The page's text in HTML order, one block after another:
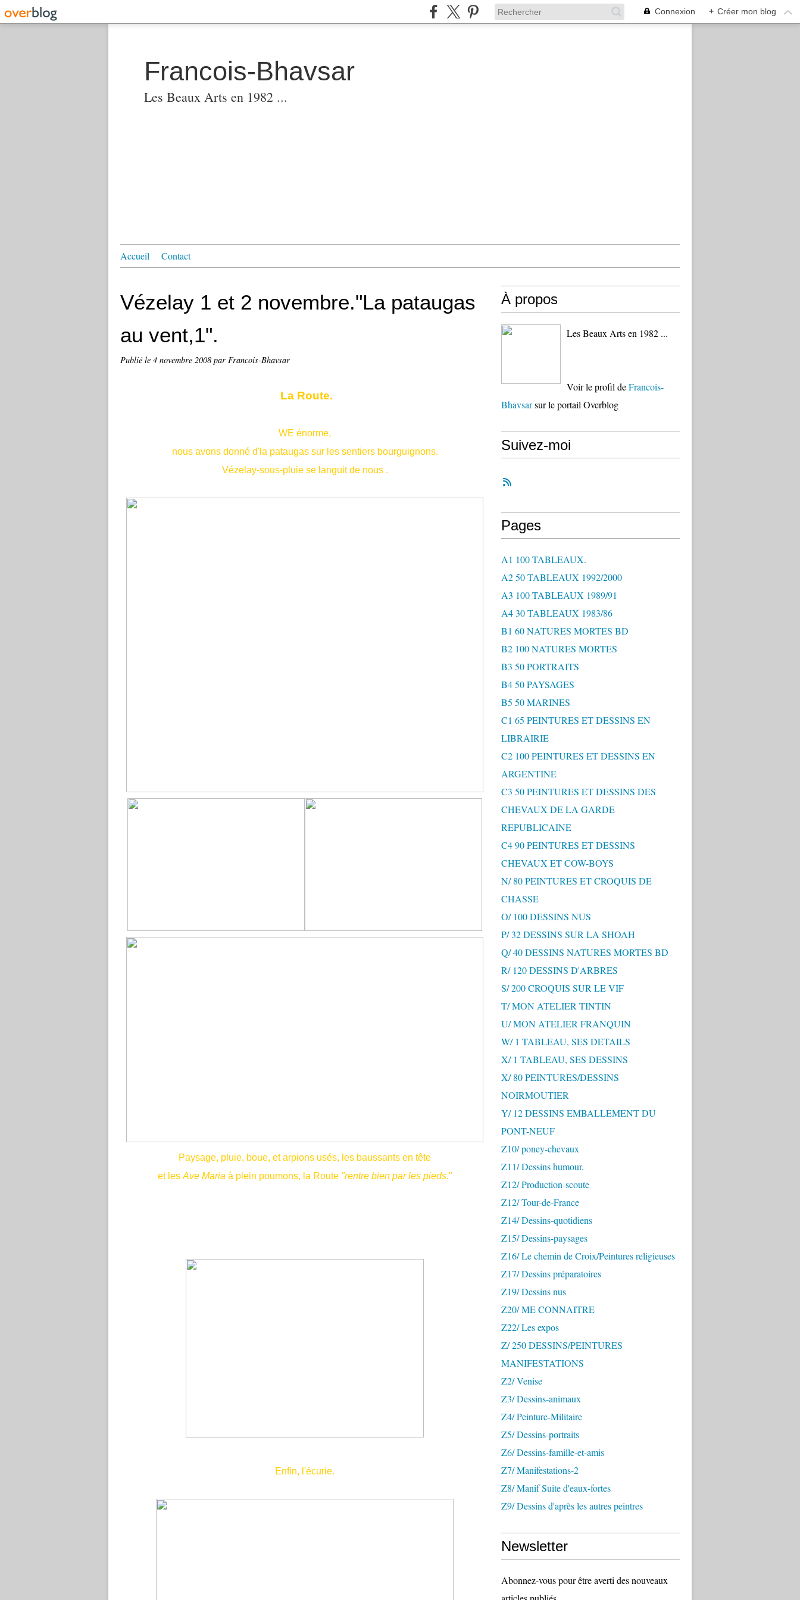
Connexion + Créer mon blog
Francois-Bhavsar
Les Beaux Arts en 1982 ...
Accueil Contact
Vézelay 1 et 2 novembre."La pataugas
au vent,1".
Publié le 4 novembre 2008 par Francois-Bhavsar
La Route.
WE énorme,
nous avons donné d'la pataugas sur les sentiers bourguignons.
Vézelay-sous-pluie se languit de nous .
Paysage, pluie, boue, et arpions usés, les baussants en tête
et les Ave Maria à plein poumons, la Route "rentre bien par les pieds."
Enfin, l'écurie.
À propos
Les Beaux Arts en 1982 ...
Voir le profil deFrancois-
Bhavsarsur le portail Overblog
Suivez-moi
Pages
A1 100 TABLEAUX.
A2 50 TABLEAUX 1992/2000
A3 100 TABLEAUX 1989/91
A4 30 TABLEAUX 1983/86
B1 60 NATURES MORTES BD
B2 100 NATURES MORTES
B3 50 PORTRAITS
B4 50 PAYSAGES
B5 50 MARINES
C1 65 PEINTURES ET DESSINS EN
LIBRAIRIE
C2 100 PEINTURES ET DESSINS EN
ARGENTINE
C3 50 PEINTURES ET DESSINS DES
CHEVAUX DE LA GARDE
REPUBLICAINE
C4 90 PEINTURES ET DESSINS
CHEVAUX ET COW-BOYS
N/ 80 PEINTURES ET CROQUIS DE
CHASSE
O/ 100 DESSINS NUS
P/ 32 DESSINS SUR LA SHOAH
Q/ 40 DESSINS NATURES MORTES BD
R/ 120 DESSINS D'ARBRES
S/ 200 CROQUIS SUR LE VIF
T/ MON ATELIER TINTIN
U/ MON ATELIER FRANQUIN
W/ 1 TABLEAU, SES DETAILS
X/ 1 TABLEAU, SES DESSINS
X/ 80 PEINTURES/DESSINS
NOIRMOUTIER
Y/ 12 DESSINS EMBALLEMENT DU
PONT-NEUF
Z10/ poney-chevaux
Z11/ Dessins humour.
Z12/ Production-scoute
Z12/ Tour-de-France
Z14/ Dessins-quotidiens
Z15/ Dessins-paysages
Z16/ Le chemin de Croix/Peintures religieuses
Z17/ Dessins préparatoires
Z19/ Dessins nus
Z20/ ME CONNAITRE
Z22/ Les expos
Z/ 250 DESSINS/PEINTURES
MANIFESTATIONS
Z2/ Venise
Z3/ Dessins-animaux
Z4/ Peinture-Militaire
Z5/ Dessins-portraits
Z6/ Dessins-famille-et-amis
Z7/ Manifestations-2
Z8/ Manif Suite d'eaux-fortes
Z9/ Dessins d'après les autres peintres
Newsletter
Abonnez-vous pour être averti des nouveaux